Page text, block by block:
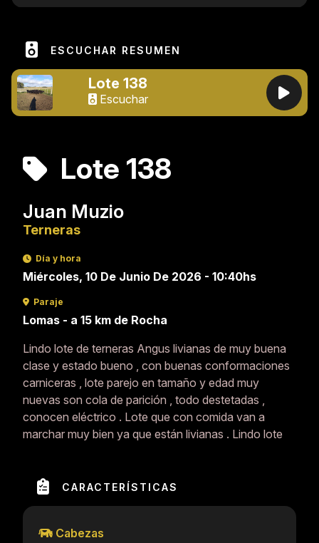
ESCUCHAR RESUMEN
Lote 138
Escuchar
Lote 138
Juan Muzio
Terneras
Día y hora
Miércoles, 10 De Junio De 2026 - 10:40hs
Paraje
Lomas - a 15 km de Rocha
Lindo lote de terneras Angus livianas de muy buena
clase y estado bueno , con buenas conformaciones
carniceras , lote parejo en tamaño y edad muy
nuevas son cola de parición , todo destetadas ,
conocen eléctrico . Lote que con comida van a
marchar muy bien ya que están livianas . Lindo lote
CARACTERÍSTICAS
Cabezas